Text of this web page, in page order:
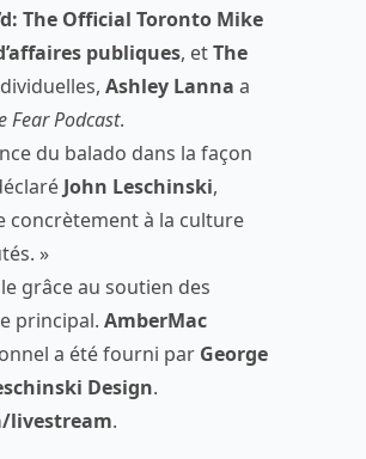
The Official Toronto Mike
publiques, etThe
Ashley Lanna a
Fear Podcast.
du balado dans la façon
John Leschinski,
concrètement à la culture
»
grâce au soutien des
principal. AmberMac
a été fourni par George
Design.
livestream.